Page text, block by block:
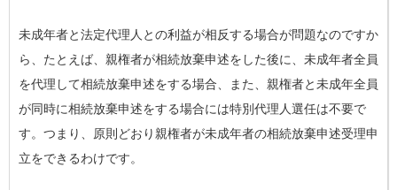
未成年者と法定代理人との利益が相反する場合が問題なのですか
ら、たとえば、 親権者が相続放棄申述をした後に、未成年者全員
を代理して相続放棄申述をする場合、また、 親権者と未成年全員
が同時に相続放棄申述をする場合には特別代理人選任は不要で
す。つまり、原則どおり親権者が未成年者の相続放棄申述受理申
立をできるわけです。